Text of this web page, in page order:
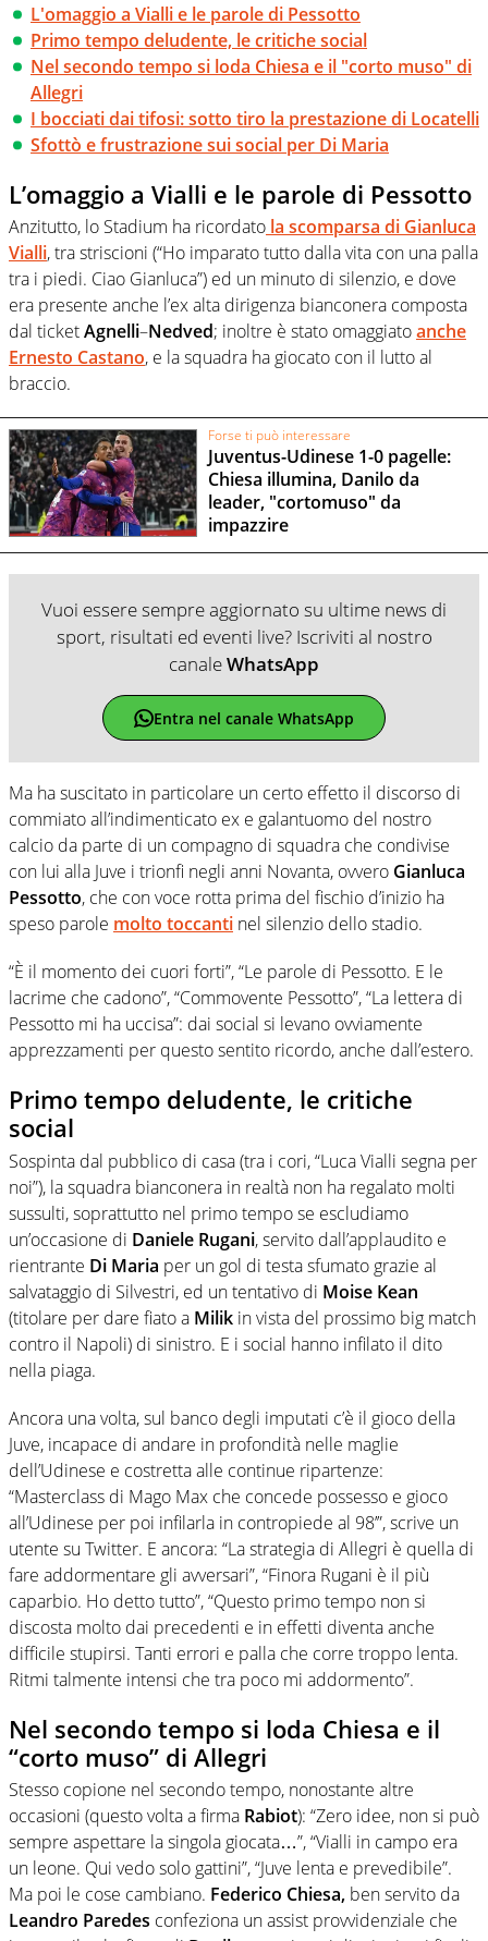
L'omaggio a Vialli e le parole di Pessotto
Primo tempo deludente, le critiche social
Nel secondo tempo si loda Chiesa e il "corto muso" di
Allegri
I bocciati dai tifosi: sotto tiro la prestazione di Locatelli
Sfottò e frustrazione sui social per Di Maria
L’omaggio a Vialli e le parole di Pessotto
Anzitutto, lo Stadium ha ricordato la scomparsa di Gianluca
Vialli, tra striscioni (“Ho imparato tutto dalla vita con una palla
tra i piedi. Ciao Gianluca”) ed un minuto di silenzio, e dove
era presente anche l’ex alta dirigenza bianconera composta
dal ticketAgnelli–Nedved; inoltre è stato omaggiatoanche
Ernesto Castano, e la squadra ha giocato con il lutto al
braccio.
Forse ti può interessare
Juventus-Udinese 1-0 pagelle:
Chiesa illumina, Danilo da
leader, "cortomuso" da
impazzire
Vuoi essere sempre aggiornato su ultime news di
sport, risultati ed eventi live? Iscriviti al nostro
canaleWhatsApp
Entra nel canale WhatsApp
Ma ha suscitato in particolare un certo effetto il discorso di
commiato all’indimenticato ex e galantuomo del nostro
calcio da parte di un compagno di squadra che condivise
con lui alla Juve i trionfi negli anni Novanta, ovvero Gianluca
Pessotto, che con voce rotta prima del fischio d’inizio ha
speso parole molto toccanti nel silenzio dello stadio.
“È il momento dei cuori forti”, “Le parole di Pessotto. E le
lacrime che cadono”, “Commovente Pessotto”, “La lettera di
Pessotto mi ha uccisa”: dai social si levano ovviamente
apprezzamenti per questo sentito ricordo, anche dall’estero.
Primo tempo deludente, le critiche
social
Sospinta dal pubblico di casa (tra i cori, “Luca Vialli segna per
noi”), la squadra bianconera in realtà non ha regalato molti
sussulti, soprattutto nel primo tempo se escludiamo
un’occasione di Daniele Rugani, servito dall’applaudito e
rientrante Di Maria per un gol di testa sfumato grazie al
salvataggio di Silvestri, ed un tentativo di Moise Kean
(titolare per dare fiato a Milik in vista del prossimo big match
contro il Napoli) di sinistro. E i social hanno infilato il dito
nella piaga.
Ancora una volta, sul banco degli imputati c’è il gioco della
Juve, incapace di andare in profondità nelle maglie
dell’Udinese e costretta alle continue ripartenze:
“Masterclass di Mago Max che concede possesso e gioco
all’Udinese per poi infilarla in contropiede al 98’”, scrive un
utente su Twitter. E ancora: “La strategia di Allegri è quella di
fare addormentare gli avversari”, “Finora Rugani è il più
caparbio. Ho detto tutto”, “Questo primo tempo non si
discosta molto dai precedenti e in effetti diventa anche
difficile stupirsi. Tanti errori e palla che corre troppo lenta.
Ritmi talmente intensi che tra poco mi addormento”.
Nel secondo tempo si loda Chiesa e il
“corto muso” di Allegri
Stesso copione nel secondo tempo, nonostante altre
occasioni (questo volta a firma Rabiot): “Zero idee, non si può
sempre aspettare la singola giocata…”, “Vialli in campo era
un leone. Qui vedo solo gattini”, “Juve lenta e prevedibile”.
Ma poi le cose cambiano. Federico Chiesa, ben servito da
Leandro Paredes confeziona un assist provvidenziale che